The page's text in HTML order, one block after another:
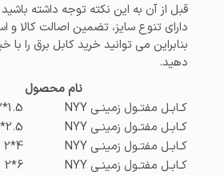
قبل از آن به این نکته توجه داشته
دارای تنوع سایز، تضمین اصالت کالا و
بنابراین می توانید خرید کابل برق را با
دهید.
نام محصول
کـابـل مفتـول زمینـی NYY
1.5*2
کـابـل مفتـول زمینـی NYY
2.5*2
کـابـل مفتـول زمینـی NYY
4*2
کـابـل مفتـول زمینـی NYY
6*2